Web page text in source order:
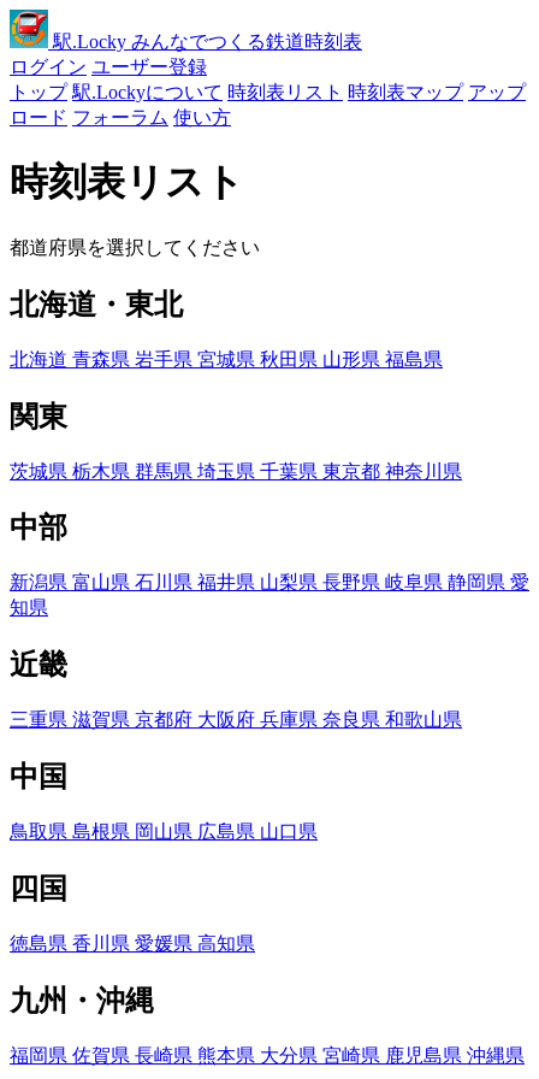
駅.Locky みんなでつくる鉄道時刻表
ログイン ユーザー登録
トップ 駅.Lockyについて 時刻表リスト 時刻表マップ アップ
ロード フォーラム 使い方
時刻表リスト
都道府県を選択してください
北海道・東北
北海道 青森県 岩手県 宮城県 秋田県 山形県 福島県
関東
茨城県 栃木県 群馬県 埼玉県 千葉県 東京都 神奈川県
中部
新潟県 富山県 石川県 福井県 山梨県 長野県 岐阜県 静岡県 愛
知県
近畿
三重県 滋賀県 京都府 大阪府 兵庫県 奈良県 和歌山県
中国
鳥取県 島根県 岡山県 広島県 山口県
四国
徳島県 香川県 愛媛県 高知県
九州・沖縄
福岡県 佐賀県 長崎県 熊本県 大分県 宮崎県 鹿児島県 沖縄県